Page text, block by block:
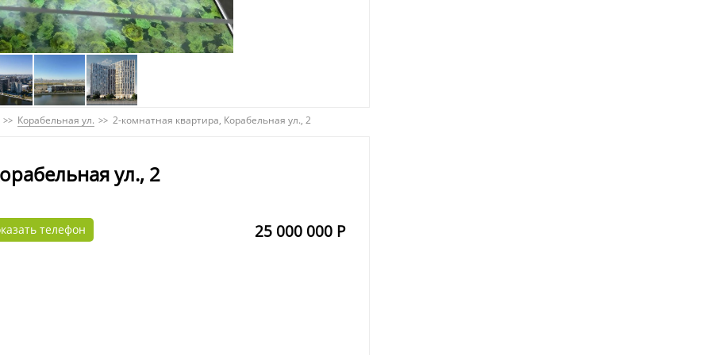
Корабельная ул. 2-комнатная квартира, Корабельная ул., 2
ул., 2
25 000 000 Р
телефон